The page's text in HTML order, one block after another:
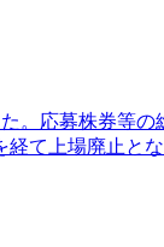
。応募株券等の
て上場廃止と